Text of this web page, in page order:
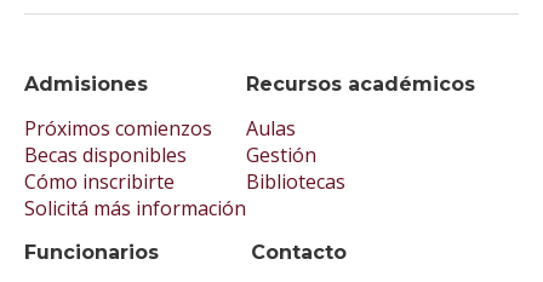
Admisiones
Próximos comienzos
Becas disponibles
Cómo inscribirte
Solicitá más información
Recursos académicos
Aulas
Gestión
Bibliotecas
Funcionarios Contacto